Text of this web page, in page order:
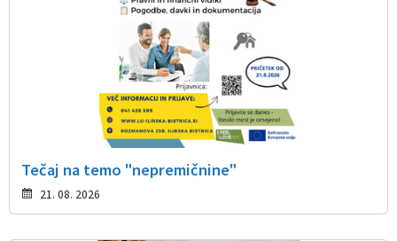
Tečaj na temo "nepremičnine"
21. 08. 2026